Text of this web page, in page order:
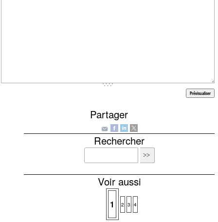
Partager
Rechercher
Voir aussi
1 2 3 4